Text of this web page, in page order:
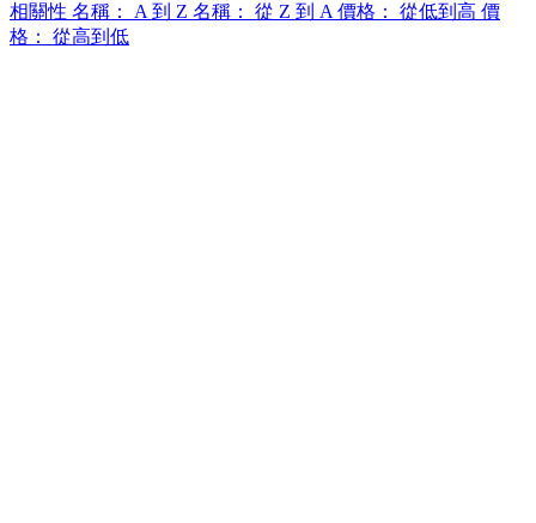
相關性 名稱： A 到 Z 名稱： 從 Z 到 A 價格： 從低到高 價
格： 從高到低